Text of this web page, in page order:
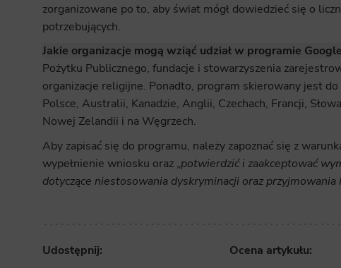
zorganizowane po to, aby świat mógł dowiedzieć się o
potrzebujących.
Jakie organizacje mogą wziąć udział w programie
Pożytku Publicznego, fundacje i stowarzyszenia
organizacje religijne. Ponadto, program skierowany jest
Polsce, Australii, Kanadzie, Anglii, Czechach, Francji,
Nowej Zelandii i na Węgrzech.
Aby zapisać się do programu, należy zapoznać się z
wypełnienie wniosku oraz „potwierdzić i zaakceptować
dotyczące niestosowania dyskryminacji oraz
Udostępnij: Ocena artykułu: